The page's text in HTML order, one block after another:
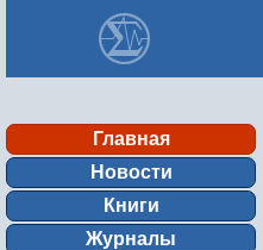
Главная
Новости
Книги
Журналы